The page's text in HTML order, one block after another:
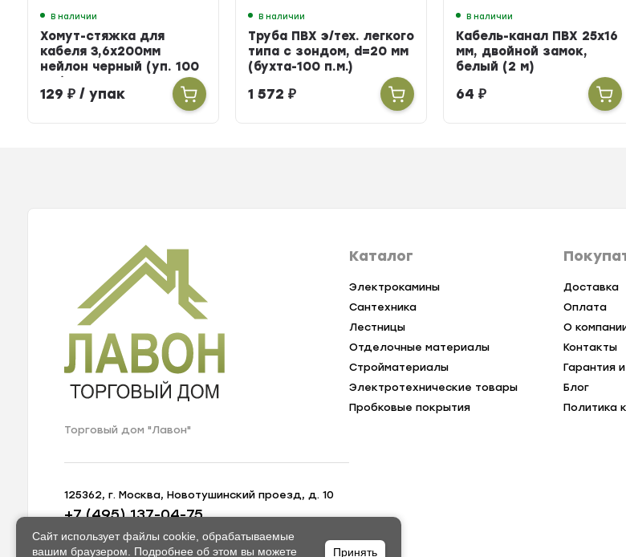
В наличии
Хомут-стяжка для
кабеля 3,6х200мм
нейлон черный (уп. 100
шт.)
129₽ / упак
В наличии
Труба ПВХ э/тех. легкого
типа с зондом, d=20 мм
(бухта-100 п.м.)
1 572₽
В наличии
Кабель-канал ПВХ 25х16
мм, двойной замок,
белый (2 м)
64₽
Торговый дом "Лавон"
125362, г. Москва, Новотушинский проезд, д. 10
+7 (495) 137-04-75
zakaz@lavon-shop.ru
Каталог
Электрокамины
Сантехника
Лестницы
Отделочные материалы
Стройматериалы
Электротехнические товары
Пробковые покрытия
Доставка
Оплата
О
Контакты
Гарантия
Блог
Политика
Сайт использует файлы cookie, обрабатываемые
вашим браузером. Подробнее об этом вы можете
Принять